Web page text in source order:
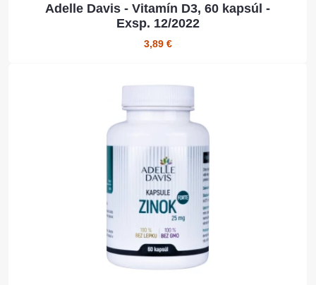
Adelle Davis - Vitamín D3, 60 kapsúl -
Exsp. 12/2022
3,89 €